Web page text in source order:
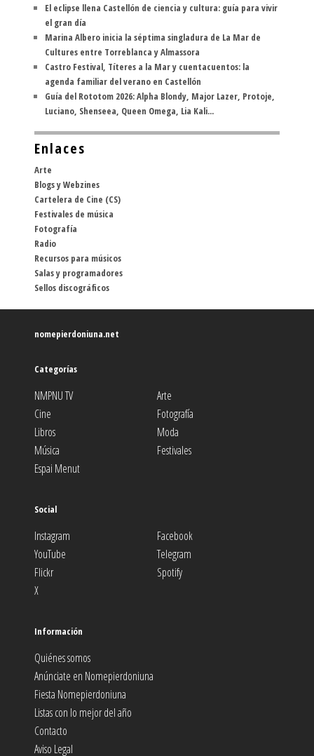
El eclipse llena Castellón de ciencia y cultura: guía para vivir
el gran día
Marina Albero inicia la séptima singladura de La Mar de
Cultures entre Torreblanca y Almassora
Castro Festival, Títeres a la Mar y cuentacuentos: la
agenda familiar del verano en Castellón
Guía del Rototom 2026: Alpha Blondy, Major Lazer, Protoje,
Luciano, Shenseea, Queen Omega, Lia Kali...
Enlaces
Arte
Blogs y Webzines
Cartelera de Cine (CS)
Festivales de música
Fotografía
Radio
Recursos para músicos
Salas y programadores
Sellos discográficos
nomepierdoniuna.net
Categorías
NMPNU TV
Arte
Cine
Fotografía
Libros
Moda
Música
Festivales
Espai Menut
Social
Instagram
Facebook
YouTube
Telegram
Flickr
Spotify
X
Información
Quiénes somos
Anúnciate en Nomepierdoniuna
Fiesta Nomepierdoniuna
Listas con lo mejor del año
Contacto
Aviso Legal